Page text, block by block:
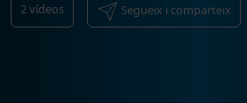
2vídeos Segueix i comparteix